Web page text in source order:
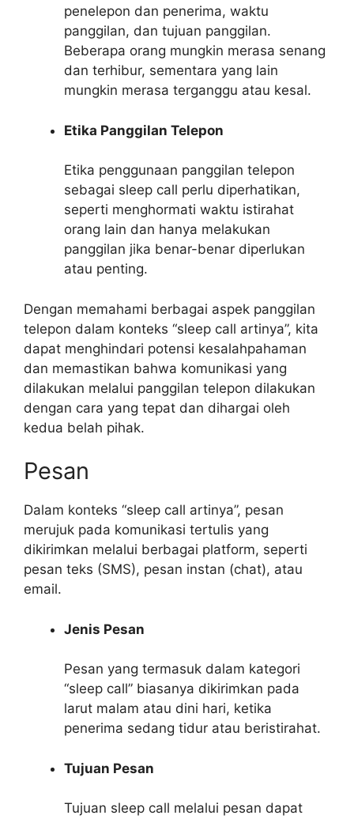
penelepon dan penerima, waktu
panggilan, dan tujuan panggilan.
Beberapa orang mungkin merasa senang
dan terhibur, sementara yang lain
mungkin merasa terganggu atau kesal.
Etika Panggilan Telepon
Etika penggunaan panggilan telepon
sebagai sleep call perlu diperhatikan,
seperti menghormati waktu istirahat
orang lain dan hanya melakukan
panggilan jika benar-benar diperlukan
atau penting.
Dengan memahami berbagai aspek panggilan
telepon dalam konteks “sleep call artinya”, kita
dapat menghindari potensi kesalahpahaman
dan memastikan bahwa komunikasi yang
dilakukan melalui panggilan telepon dilakukan
dengan cara yang tepat dan dihargai oleh
kedua belah pihak.
Pesan
Dalam konteks “sleep call artinya”, pesan
merujuk pada komunikasi tertulis yang
dikirimkan melalui berbagai platform, seperti
pesan teks (SMS), pesan instan (chat), atau
email.
Jenis Pesan
Pesan yang termasuk dalam kategori
“sleep call” biasanya dikirimkan pada
larut malam atau dini hari, ketika
penerima sedang tidur atau beristirahat.
Tujuan Pesan
Tujuan sleep call melalui pesan dapat